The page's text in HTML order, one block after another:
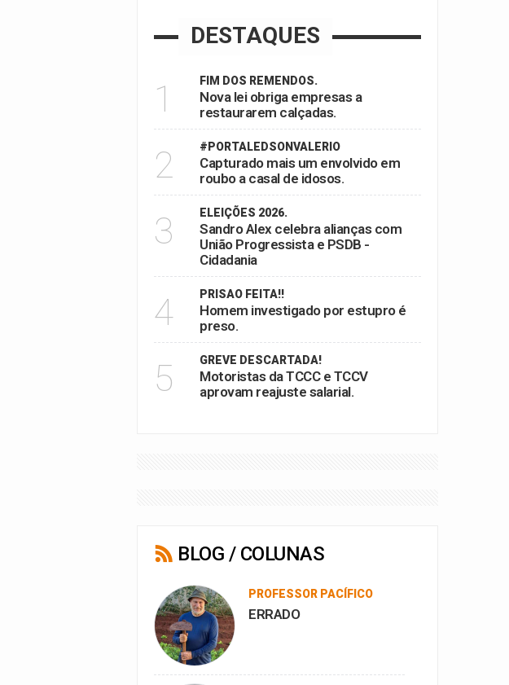
DESTAQUES
1 FIM DOS REMENDOS.
Nova lei obriga empresas a
restaurarem calçadas.
2 #PORTALEDSONVALERIO
Capturado mais um envolvido em
roubo a casal de idosos.
3 ELEIÇÕES 2026.
Sandro Alex celebra alianças com
União Progressista e PSDB -
Cidadania
4 PRISAO FEITA!!
Homem investigado por estupro é
preso.
5 GREVE DESCARTADA!
Motoristas da TCCC e TCCV
aprovam reajuste salarial.
BLOG / COLUNAS
PROFESSOR PACÍFICO
ERRADO